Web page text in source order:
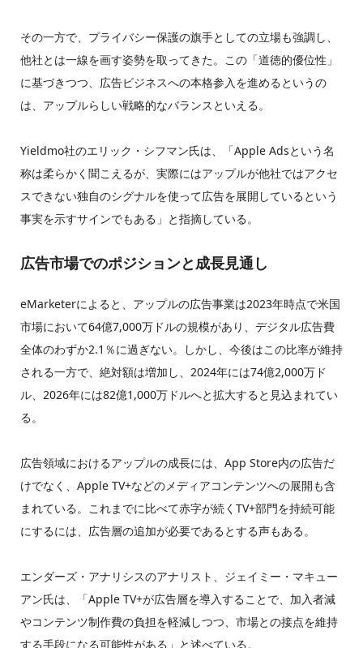
その一方で、プライバシー保護の旗手としての立場も強調し、
他社とは一線を画す姿勢を取ってきた。この「道徳的優位性」
に基づきつつ、広告ビジネスへの本格参入を進めるというの
は、アップルらしい戦略的なバランスといえる。
Yieldmo社のエリック・シフマン氏は、「Apple Adsという名
称は柔らかく聞こえるが、実際にはアップルが他社ではアクセ
スできない独自のシグナルを使って広告を展開しているという
事実を示すサインでもある」と指摘している。
広告市場でのポジションと成長見通し
eMarketerによると、アップルの広告事業は2023年時点で米国
市場において64億7,000万ドルの規模があり、デジタル広告費
全体のわずか2.1％に過ぎない。しかし、今後はこの比率が維持
される一方で、絶対額は増加し、2024年には74億2,000万ド
ル、2026年には82億1,000万ドルへと拡大すると見込まれてい
る。
広告領域におけるアップルの成長には、App Store内の広告だ
けでなく、Apple TV+などのメディアコンテンツへの展開も含
まれている。これまでに比べて赤字が続くTV+部門を持続可能
にするには、広告層の追加が必要であるとする声もある。
エンダーズ・アナリシスのアナリスト、ジェイミー・マキュー
アン氏は、「Apple TV+が広告層を導入することで、加入者減
やコンテンツ制作費の負担を軽減しつつ、市場との接点を維持
する手段になる可能性がある」と述べている。